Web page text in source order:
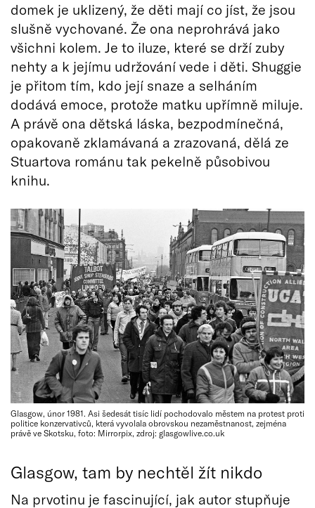
domek je uklizený, že děti mají co jíst, že jsou
slušně vychované. Že ona neprohrává jako
všichni kolem. Je to iluze, které se drží zuby
nehty a k jejímu udržování vede i děti. Shuggie
je přitom tím, kdo její snaze a selháním
dodává emoce, protože matku upřímně miluje.
A právě ona dětská láska, bezpodmínečná,
opakovaně zklamávaná a zrazovaná, dělá ze
Stuartova románu tak pekelně působivou
knihu.
Glasgow, únor 1981. Asi šedesát tisíc lidí pochodovalo městem na protest proti
politice konzervativců, která vyvolala obrovskou nezaměstnanost, zejména
právě ve Skotsku, foto: Mirrorpix, zdroj: glasgowlive.co.uk
Glasgow, tam by nechtěl žít nikdo
Na prvotinu je fascinující, jak autor stupňuje